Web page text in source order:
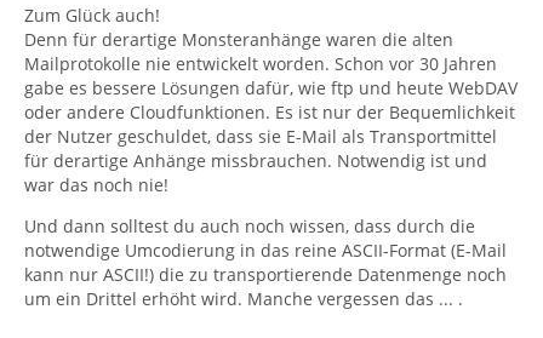
Zum Glück auch!
Denn für derartige Monsteranhänge waren die alten
Mailprotokolle nie entwickelt worden. Schon vor 30 Jahren
gabe es bessere Lösungen dafür, wie ftp und heute WebDAV
oder andere Cloudfunktionen. Es ist nur der Bequemlichkeit
der Nutzer geschuldet, dass sie E-Mail als Transportmittel
für derartige Anhänge missbrauchen. Notwendig ist und
war das noch nie!
Und dann solltest du auch noch wissen, dass durch die
notwendige Umcodierung in das reine ASCII-Format (E-Mail
kann nur ASCII!) die zu transportierende Datenmenge noch
um ein Drittel erhöht wird. Manche vergessen das ... .